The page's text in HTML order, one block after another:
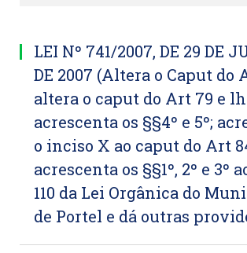
LEI Nº 741/2007, DE 29 DE
DE 2007 (Altera o Caput do
altera o caput do Art 79 e
acrescenta os §§4º e 5º;
o inciso X ao caput do Art
acrescenta os §§1º, 2º e 3º
110 da Lei Orgânica do
de Portel e dá outras